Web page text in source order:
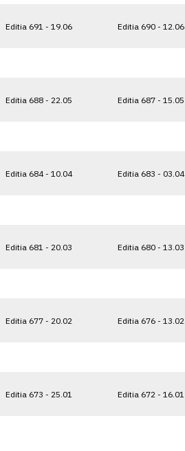
Editia 691 - 19.06 Editia 690 - 12.06
Editia 688 - 22.05 Editia 687 - 15.05
Editia 684 - 10.04 Editia 683 - 03.04
Editia 681 - 20.03 Editia 680 - 13.03
Editia 677 - 20.02 Editia 676 - 13.02
Editia 673 - 25.01 Editia 672 - 16.01